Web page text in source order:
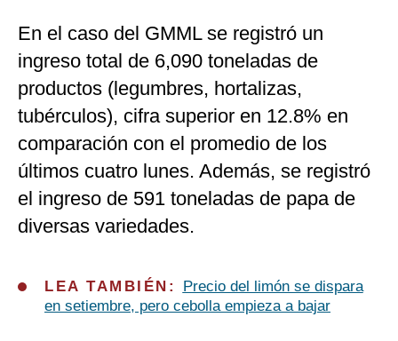
En el caso del GMML se registró un
ingreso total de 6,090 toneladas de
productos (legumbres, hortalizas,
tubérculos), cifra superior en 12.8% en
comparación con el promedio de los
últimos cuatro lunes. Además, se registró
el ingreso de 591 toneladas de papa de
diversas variedades.
LEA TAMBIÉN:
Precio del limón se dispara
en setiembre, pero cebolla empieza a bajar